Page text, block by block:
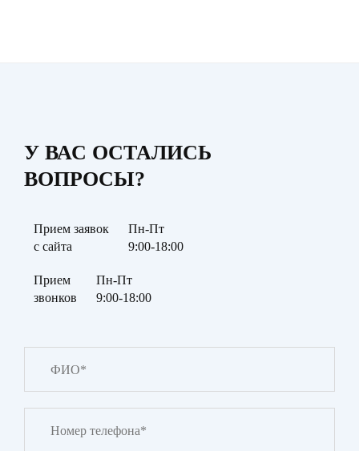
У ВАС ОСТАЛИСЬ
ВОПРОСЫ?
Прием заявок
с сайта
Пн-Пт
9:00-18:00
Прием
звонков
Пн-Пт
9:00-18:00